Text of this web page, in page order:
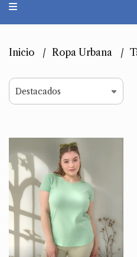
Inicio Ropa Urbana